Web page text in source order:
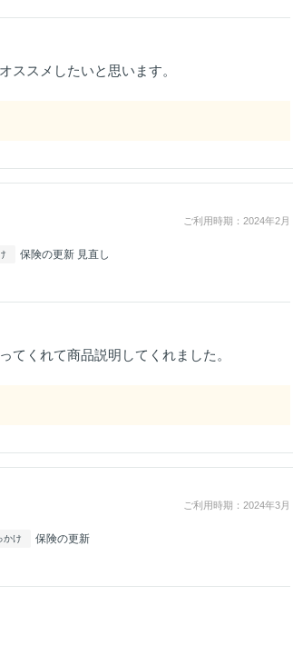
ススメしたいと思います。
ご利用時期：2024年2月
保険の更新 見直し
てくれて商品説明してくれました。
ご利用時期：2024年3月
かけ 保険の更新